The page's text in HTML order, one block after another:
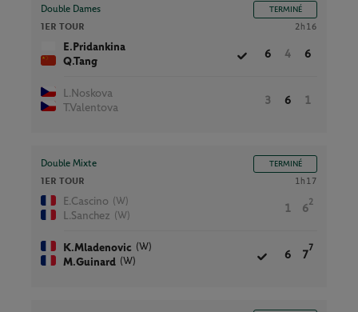
Double Dames TERMINÉ
1ER TOUR 2h16
E.Pridankina
Q.Tang
6 4 6
L.Noskova
T.Valentova
3 6 1
Double Mixte TERMINÉ
1ER TOUR 1h17
E.Cascino (W)
L.Sanchez (W)
1 6
2
K.Mladenovic (W)
M.Guinard (W)
6 7
7